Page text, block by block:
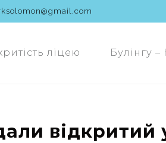
ліцею Булінгу –
відкритий